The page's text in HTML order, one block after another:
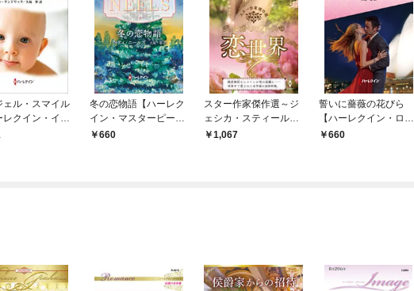
ェル・スマイル
レクイン・イマ
】
冬の恋物語【ハーレク
イン・マスターピース
版】660
スター作家傑作選～ジ
ェシカ・スティールの
恋世界～
1,067
誓いに薔薇の花びら
【ハーレクイン・ロマ
ンス版】
660